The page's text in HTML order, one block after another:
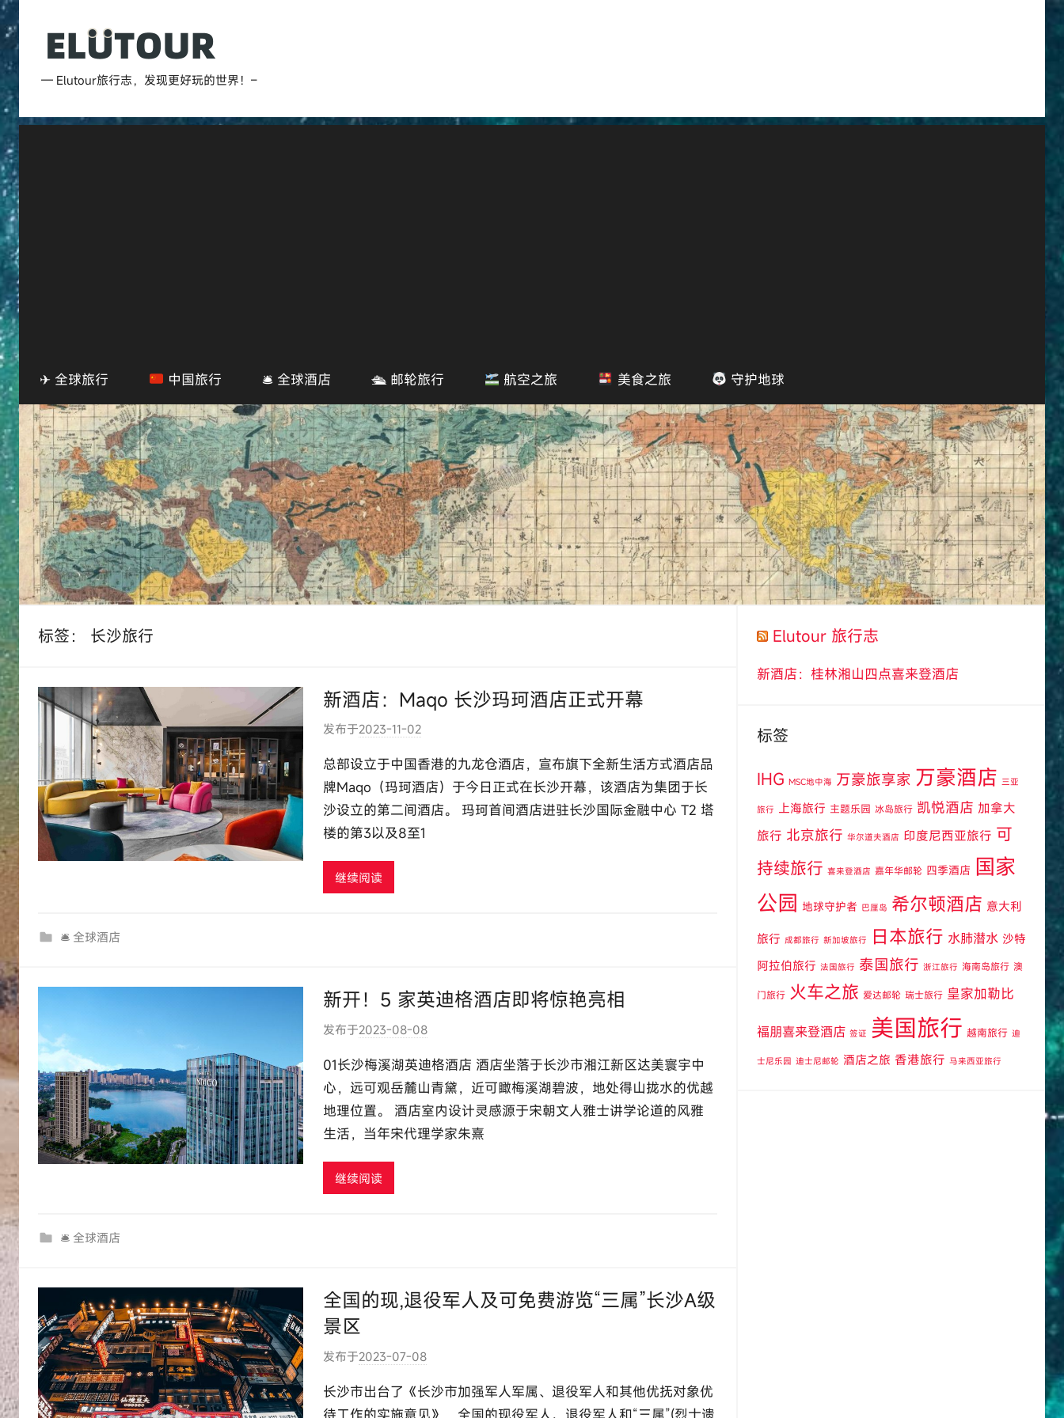
Elutour
旅
— Elutour旅行志，发现更好玩的世界！–
✈ 全球旅行 中国旅行 🛎 全球酒店 🛳 邮轮旅行 航空之旅 美食之旅 守护地球
标签： 长沙旅行
新酒店：Maqo 长沙玛珂酒店正式开幕
发布于2023-11-02
:
e
l
u
总部设立于中国香港的九龙仓酒店，宣布旗下全新生活方式酒店品
牌Maqo（玛珂酒店）于今日正式在长沙开幕，该酒店为集团于长
沙设立的第二间酒店。 玛珂首间酒店进驻长沙国际金融中心 T2 塔
楼的第3以及8至1
继续阅读
🛎 全球酒店
新开！5 家英迪格酒店即将惊艳亮相
发布于2023-08-08
:
e
l
u
01长沙梅溪湖英迪格酒店 酒店坐落于长沙市湘江新区达美寰宇中
心，远可观岳麓山青黛，近可瞰梅溪湖碧波，地处得山拢水的优越
地理位置。 酒店室内设计灵感源于宋朝文人雅士讲学论道的风雅
生活，当年宋代理学家朱熹
继续阅读
🛎 全球酒店
全国的现,退役军人及可免费游览“三属”长沙A级
景区
发布于2023-07-08
:
长沙市出台了《长沙市加强军人军属、退役军人和其他优抚对象优
待工作的实施意见》，全国的现役军人、退役军人和“三属”(烈士遗
Elutour 旅行志
新酒店：桂林湘山四点喜来登酒店
标签
IHG MSC地中海 万豪旅享家 万豪酒店 三亚
旅行 上海旅行 主题乐园 冰岛旅行 凯悦酒店 加拿大
旅行 北京旅行 华尔道夫酒店 印度尼西亚旅行 可
持续旅行 喜来登酒店 嘉年华邮轮 四季酒店 国家
公园 地球守护者 巴厘岛 希尔顿酒店 意大利
旅行 成都旅行 新加坡旅行 日本旅行 水肺潜水 沙特
阿拉伯旅行 法国旅行 泰国旅行 浙江旅行 海南岛旅行 澳
门旅行 火车之旅 爱达邮轮 瑞士旅行 皇家加勒比
福朋喜来登酒店 签证 美国旅行 越南旅行 迪
士尼乐园 迪士尼邮轮 酒店之旅 香港旅行 马来西亚旅行